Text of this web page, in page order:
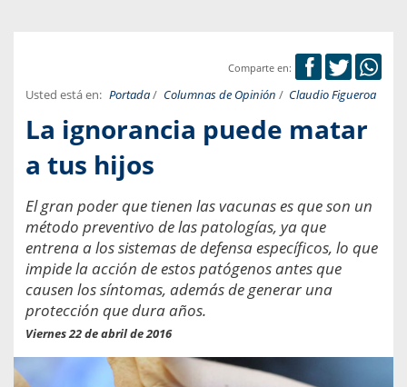
Comparte en:
Usted está en: Portada/ Columnas de Opinión / Claudio Figueroa
La ignorancia puede matar
a tus hijos
El gran poder que tienen las vacunas es que son un
método preventivo de las patologías, ya que
entrena a los sistemas de defensa específicos, lo que
impide la acción de estos patógenos antes que
causen los síntomas, además de generar una
protección que dura años.
Viernes 22 de abril de 2016